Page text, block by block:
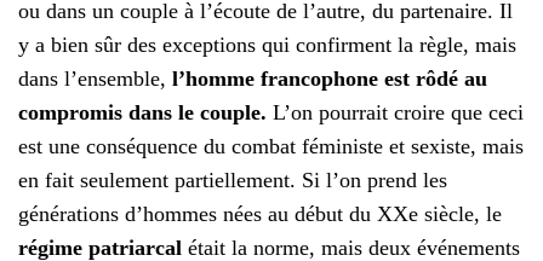
ou dans un couple à l’écoute de l’autre, du partenaire. Il
y a bien sûr des exceptions qui confirment la règle, mais
dans l’ensemble, l’homme francophone est rôdé au
compromis dans le couple. L’on pourrait croire que ceci
est une conséquence du combat féministe et sexiste, mais
en fait seulement partiellement. Si l’on prend les
générations d’hommes nées au début du XXe siècle, le
régime patriarcal était la norme, mais deux événements